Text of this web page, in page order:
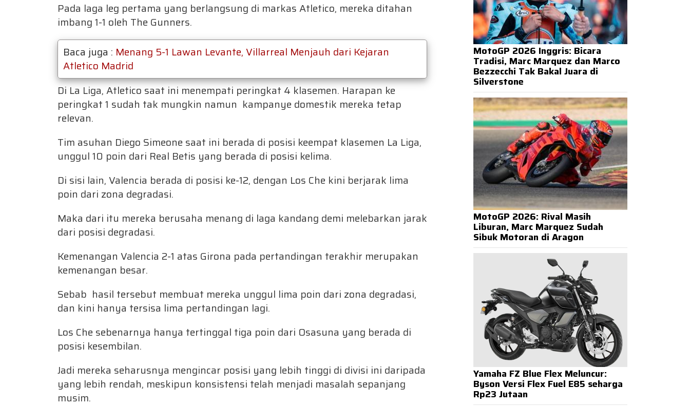
Pada laga leg pertama yang berlangsung di markas Atletico, mereka ditahan
imbang 1-1 oleh The Gunners.
Baca juga : Menang 5-1 Lawan Levante, Villarreal Menjauh dari Kejaran
Atletico Madrid
Di La Liga, Atletico saat ini menempati peringkat 4 klasemen. Harapan ke
peringkat 1 sudah tak mungkin namun kampanye domestik mereka tetap
relevan.
Tim asuhan Diego Simeone saat ini berada di posisi keempat klasemen La Liga,
unggul 10 poin dari Real Betis yang berada di posisi kelima.
Di sisi lain, Valencia berada di posisi ke-12, dengan Los Che kini berjarak lima
poin dari zona degradasi.
Maka dari itu mereka berusaha menang di laga kandang demi melebarkan jarak
dari posisi degradasi.
Kemenangan Valencia 2-1 atas Girona pada pertandingan terakhir merupakan
kemenangan besar.
Sebab hasil tersebut membuat mereka unggul lima poin dari zona degradasi,
dan kini hanya tersisa lima pertandingan lagi.
Los Che sebenarnya hanya tertinggal tiga poin dari Osasuna yang berada di
posisi kesembilan.
Jadi mereka seharusnya mengincar posisi yang lebih tinggi di divisi ini daripada
yang lebih rendah, meskipun konsistensi telah menjadi masalah sepanjang
musim.
MotoGP 2026 Inggris: Bicara
Tradisi, Marc Marquez dan Marco
Bezzecchi Tak Bakal Juara di
Silverstone
MotoGP 2026: Rival Masih
Liburan, Marc Marquez Sudah
Sibuk Motoran di Aragon
Yamaha FZ Blue Flex Meluncur:
Byson Versi Flex Fuel E85 seharga
Rp23 Jutaan